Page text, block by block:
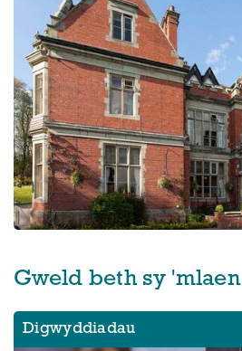
Gweld beth sy 'mlaen
Digwyddiadau